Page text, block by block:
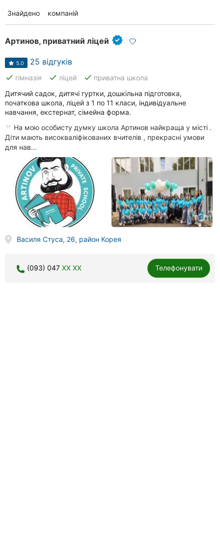
Знайдено 51компаній
Артинов, приватний ліцей
5.0 25 відгуків
done гімназія done ліцей done приватна школа
Дитячий садок, дитячі гуртки, дошкільна підготовка,
початкова школа, ліцей з 1 по 11 класи, індивідуальне
навчання, екстернат, сімейна форма.
На мою особисту думку школа Артинов найкраща у місті .
Діти мають високваліфікованих вчителів , прекрасні умови
для нав...
Василя Стуса, 26, район Корея
(093) 047 XX XX Телефонувати